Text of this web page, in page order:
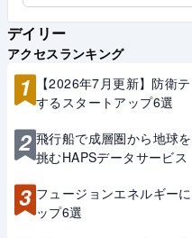
デイリー
アクセスランキング
1
【2026年7月更新】防衛
するスタートアップ6選
2 飛行船で成層圏から地球
挑むHAPSデータサービス
3 フュージョンエネルギー
ップ6選